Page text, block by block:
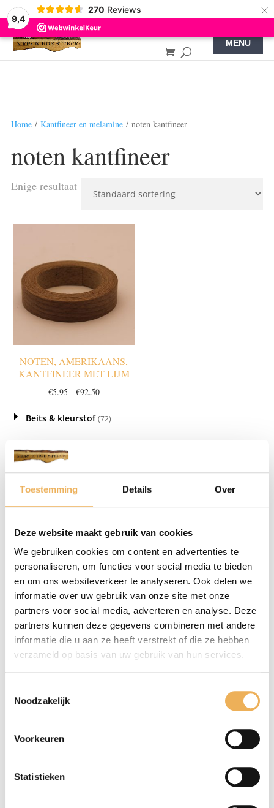
Toestemming Details Over
Deze website maakt gebruik van cookies
We gebruiken cookies om content en advertenties te
personaliseren, om functies voor social media te bieden
en om ons websiteverkeer te analyseren. Ook delen we
informatie over uw gebruik van onze site met onze
partners voor social media, adverteren en analyse. Deze
partners kunnen deze gegevens combineren met andere
informatie die u aan ze heeft verstrekt of die ze hebben
verzameld op basis van uw gebruik van hun services.
Noodzakelijk
Voorkeuren
Statistieken
9,4
270 Reviews ×
Home/ Kantfineer en melamine/ noten kantfineer
noten kantfineer
Enige resultaat
NOTEN, AMERIKAANS,
KANTFINEER MET LIJM
€5.95 - €92.50Prijsklasse:
tot
€92.50
Beits & kleurstof (72)
Chemie (6)
Kantfineer en melamine (14)
beuken kantfineer (1)
esdoorn kantfineer (1)
Essen kantfineer (1)
grenen kantfineer (1)
kersen kantfineer (1)
Mahonie kantfineer (1)
melamine kantenband wit (1)
Melamine kantenband zwart (1)
Teak kantfineer
zebrano kantfineer
Meubelbeslag